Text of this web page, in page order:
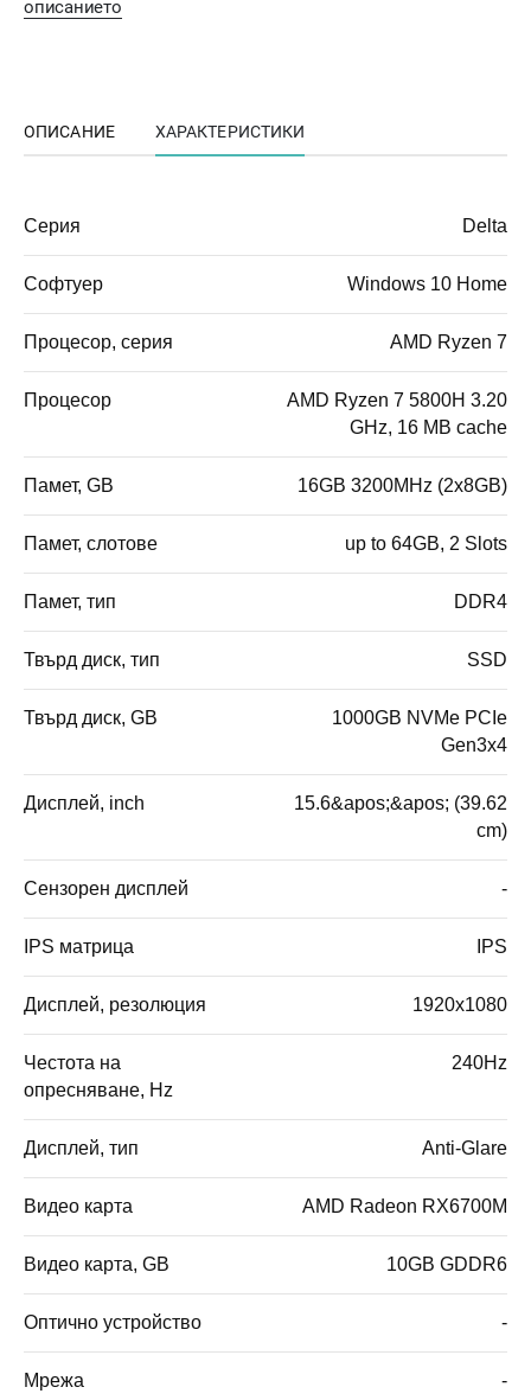
описанието
ОПИСАНИЕ ХАРАКТЕРИСТИКИ
Серия Delta
Софтуер Windows 10 Home
Процесор, серия AMD Ryzen 7
Процесор
AMD Ryzen 7 5800H 3.20
GHz, 16 MB cache
Памет, GB 16GB 3200MHz (2x8GB)
Памет, слотове up to 64GB, 2 Slots
Памет, тип DDR4
Твърд диск, тип SSD
Твърд диск, GB
1000GB NVMe PCIe
Gen3x4
Дисплей, inch
15.6&apos;&apos; (39.62
cm)
Сензорен дисплей -
IPS матрица IPS
Дисплей, резолюция 1920x1080
Честота на
опресняване, Hz
240Hz
Дисплей, тип Anti-Glare
Видео карта AMD Radeon RX6700M
Видео карта, GB 10GB GDDR6
Оптично устройство -
Мрежа -